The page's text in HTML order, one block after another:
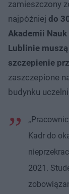
zamieszczony
najpóźniej do
Akademii
Lublinie
szczepienie
zaszczepione
budynku
Kadr do
2021.